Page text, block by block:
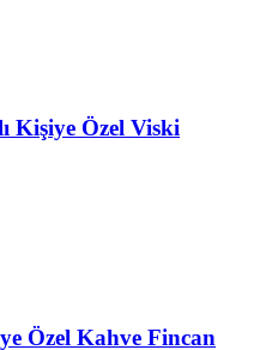
Kişiye Özel Viski
Özel Kahve Fincan